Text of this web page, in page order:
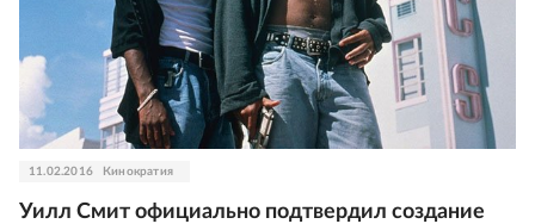
11.02.2016 Кинократия
Уилл Смит официально подтвердил создание